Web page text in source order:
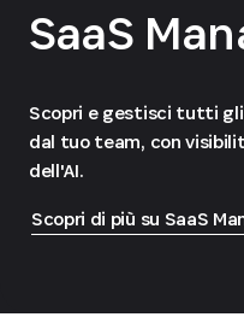
SaaS
Scopri e gestisci tutti
dal tuo team, con
dell'AI.
Scopri di più su SaaS